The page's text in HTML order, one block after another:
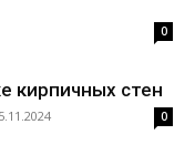
0
кирпичных стен
0